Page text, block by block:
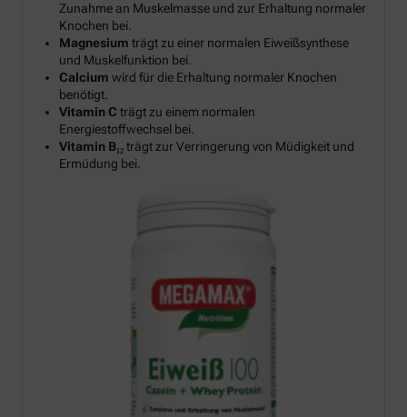
Zunahme an Muskelmasse und zur Erhaltung normaler
Knochen bei.
Magnesium trägt zu einer normalen Eiweißsynthese
und Muskelfunktion bei.
Calcium wird für die Erhaltung normaler Knochen
benötigt.
Vitamin C trägt zu einem normalen
Energiestoffwechsel bei.
Vitamin B₁₂trägt zur Verringerung von Müdigkeit und
Ermüdung bei.